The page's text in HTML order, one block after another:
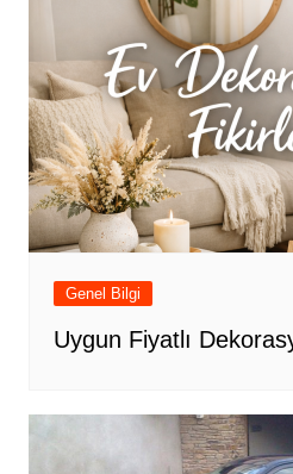
Genel Bilgi
Uygun Fiyatlı